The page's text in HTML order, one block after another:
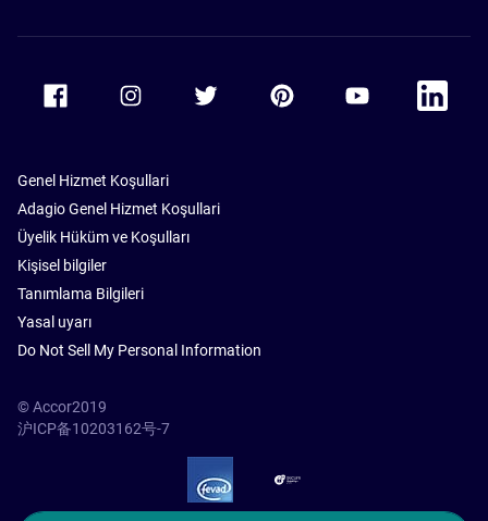
Accor Facebook Accor TwitterAccor PinterestAccor Youtube
Accor
Genel Hizmet Koşullari
Adagio Genel Hizmet Koşullari
Üyelik Hüküm ve Koşulları
Kişisel bilgiler
Tanımlama Bilgileri
Yasal uyarı
Do Not Sell My Personal Information
© Accor2019
沪ICP备10203162号-7